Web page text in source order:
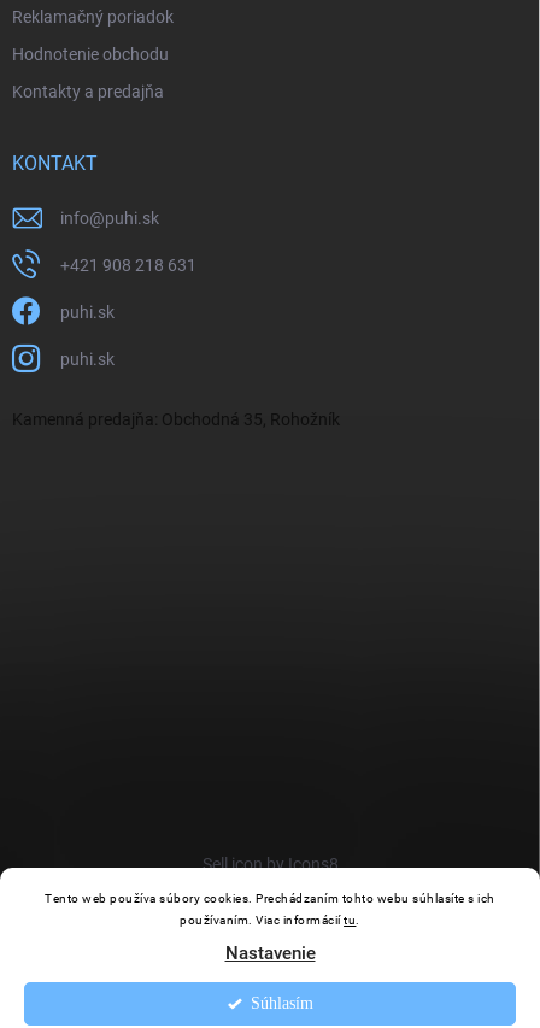
Tento web používa súbory cookies. Prechádzaním tohto webu súhlasíte s ich
používaním. Viac informáciítu
Nastavenie
Súhlasím
Reklamačný poriadok
Hodnotenie obchodu
Kontakty a predajňa
KONTAKT
info@puhi.sk
+421 908 218 631
puhi.sk
puhi.sk
Kamenná predajňa: Obchodná 35, Rohožník
Sell icon by Icons8
. Všetky práva vyhradené.